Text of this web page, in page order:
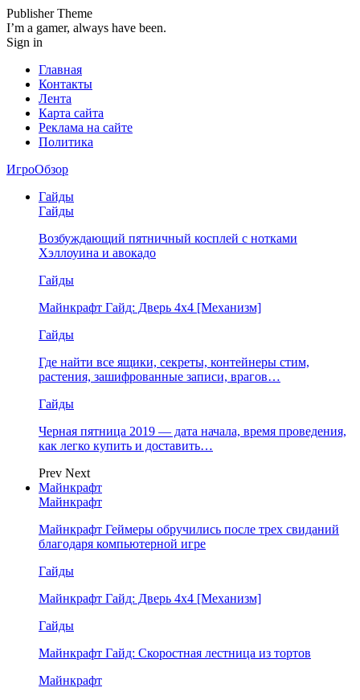
Publisher Theme
I’m a gamer, always have been.
Sign in
Главная
Контакты
Лента
Карта сайта
Реклама на сайте
Политика
ИгроОбзор
Гайды
Гайды
Возбуждающий пятничный косплей с нотками
Хэллоуина и авокадо
Гайды
Майнкрафт Гайд: Дверь 4х4 [Механизм]
Гайды
Где найти все ящики, секреты, контейнеры стим,
растения, зашифрованные записи, врагов…
Гайды
Черная пятница 2019 — дата начала, время проведения,
как легко купить и доставить…
Prev Next
Майнкрафт
Майнкрафт
Майнкрафт Геймеры обручились после трех свиданий
благодаря компьютерной игре
Гайды
Майнкрафт Гайд: Дверь 4х4 [Механизм]
Гайды
Майнкрафт Гайд: Скоростная лестница из тортов
Майнкрафт